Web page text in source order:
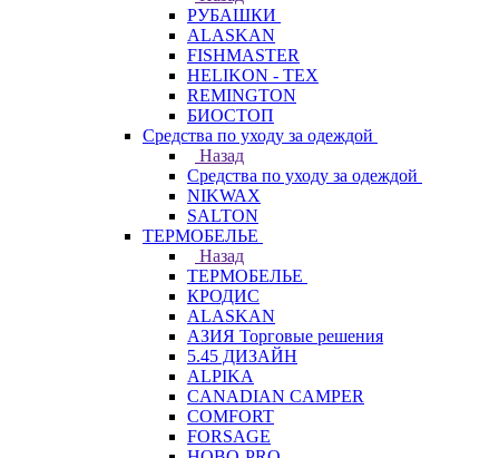
РУБАШКИ
ALASKAN
FISHMASTER
HELIKON - TEX
REMINGTON
БИОСТОП
Средства по уходу за одеждой
Назад
Средства по уходу за одеждой
NIKWAX
SALTON
ТЕРМОБЕЛЬЕ
Назад
ТЕРМОБЕЛЬЕ
КРОДИС
ALASKAN
АЗИЯ Торговые решения
5.45 ДИЗАЙН
ALPIKA
CANADIAN CAMPER
COMFORT
FORSAGE